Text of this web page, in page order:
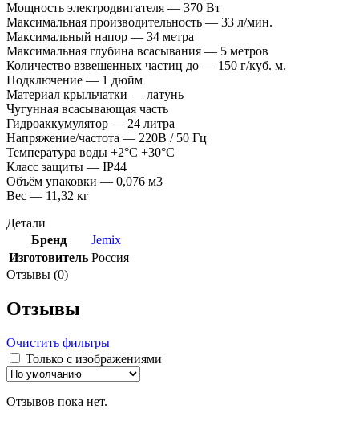
Мощность электродвигателя — 370 Вт
Максимальная производительность — 33 л/мин.
Максимальный напор — 34 метра
Максимальная глубина всасывания — 5 метров
Количество взвешенных частиц до — 150 г/куб. м.
Подключение — 1 дюйм
Материал крыльчатки — латунь
Чугунная всасывающая часть
Гидроаккумулятор — 24 литра
Напряжение/частота — 220В / 50 Гц
Температура воды +2°С +30°С
Класс защиты — IP44
Объём упаковки — 0,076 м3
Вес — 11,32 кг
Детали
Бренд
Jemix
Изготовитель Россия
Отзывы (0)
Отзывы
Очистить фильтры
Только с изображениями
Отзывов пока нет.